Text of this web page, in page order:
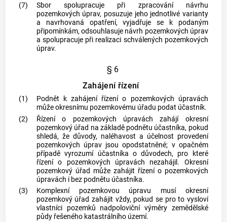
(7)
Sbor spolupracuje při zpracování návrhu
pozemkových úprav, posuzuje jeho jednotlivé varianty
a navrhovaná opatření, vyjadřuje se k podaným
připomínkám, odsouhlasuje návrh pozemkových úprav
a spolupracuje při realizaci schválených pozemkových
úprav.
§ 6
Zahájení řízení
(1)
Podnět k zahájení řízení o pozemkových úpravách
může okresnímu pozemkovému úřadu podat účastník.
(2)
Řízení o pozemkových úpravách zahájí okresní
pozemkový úřad na základě podnětu účastníka, pokud
shledá, že důvody, naléhavost a účelnost provedení
pozemkových úprav jsou opodstatněné; v opačném
případě vyrozumí účastníka o důvodech, pro které
řízení o pozemkových úpravách nezahájil. Okresní
pozemkový úřad může zahájit řízení o pozemkových
úpravách i bez podnětu účastníka.
(3)
Komplexní pozemkovou úpravu musí okresní
pozemkový úřad zahájit vždy, pokud se pro to vysloví
vlastníci pozemků nadpoloviční výměry zemědělské
půdy řešeného katastrálního území.